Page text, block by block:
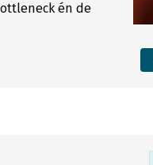
én de